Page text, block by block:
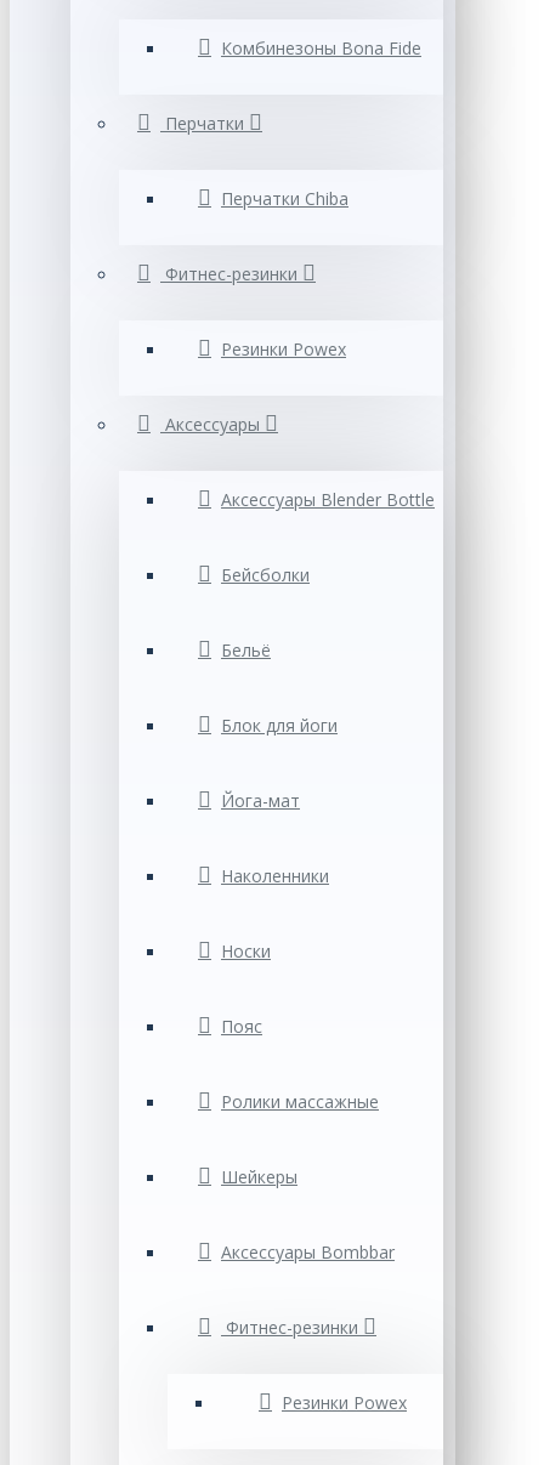
Комбинезоны Bona Fide
Перчатки
Перчатки Chiba
Фитнес-резинки
Резинки Powex
Аксессуары
Аксессуары Blender Bottle
Бейсболки
Бельё
Блок для йоги
Йога-мат
Наколенники
Носки
Пояс
Ролики массажные
Шейкеры
Аксессуары Bombbar
Фитнес-резинки
Резинки Powex